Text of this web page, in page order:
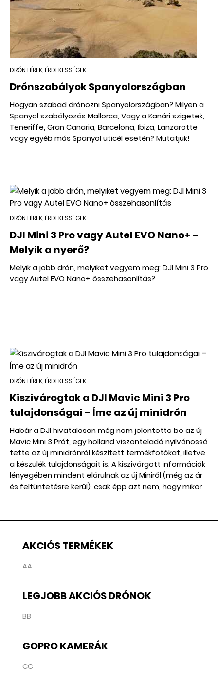
DRÓN HÍREK, ÉRDEKESSÉGEK
Drónszabályok Spanyolországban
Hogyan szabad drónozni Spanyolországban? Milyen a
Spanyol szabályozás Mallorca, Vagy a Kanári szigetek,
Teneriffe, Gran Canaria, Barcelona, Ibiza, Lanzarotte
vagy egyéb más Spanyol uticél esetén? Mutatjuk!
DRÓN HÍREK, ÉRDEKESSÉGEK
DJI Mini 3 Pro vagy Autel EVO Nano+ –
Melyik a nyerő?
Melyik a jobb drón, melyiket vegyem meg: DJI Mini 3 Pro
vagy Autel EVO Nano+ összehasonlítás?
DRÓN HÍREK, ÉRDEKESSÉGEK
Kiszivárogtak a DJI Mavic Mini 3 Pro
tulajdonságai – Íme az új minidrón
Habár a DJI hivatalosan még nem jelentette be az új
Mavic Mini 3 Prót, egy holland viszonteladó nyilvánossá
tette az új minidrónról készített termékfotókat, illetve
a készülék tulajdonságait is. A kiszivárgott információk
lényegében mindent elárulnak az új Miniről (még az ár
és feltüntetésre kerül), csak épp azt nem, hogy mikor
AKCIÓS TERMÉKEK
AA
LEGJOBB AKCIÓS DRÓNOK
BB
GOPRO KAMERÁK
CC